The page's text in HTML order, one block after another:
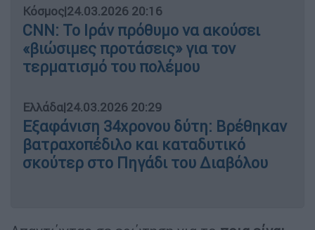
Κόσμος|24.03.2026 20:16
CNN: Το Ιράν πρόθυμο να ακούσει
«βιώσιμες προτάσεις» για τον
τερματισμό του πολέμου
Ελλάδα|24.03.2026 20:29
Εξαφάνιση 34χρονου δύτη: Βρέθηκαν
βατραχοπέδιλο και καταδυτικό
σκούτερ στο Πηγάδι του Διαβόλου